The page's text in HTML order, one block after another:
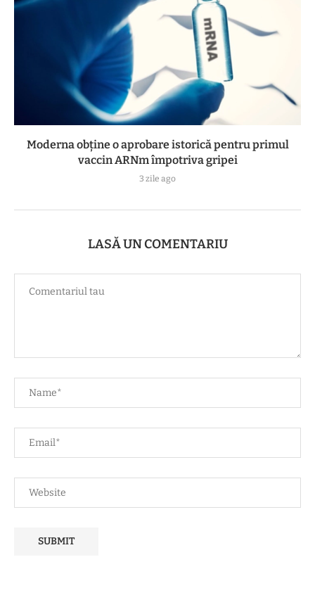
Moderna obține o aprobare istorică pentru primul
vaccin ARNm împotriva gripei
3 zile ago
LASĂ UN COMENTARIU